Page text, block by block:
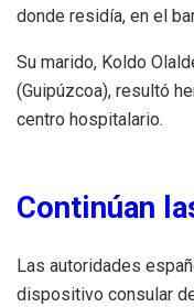
donde residía, en el
Su marido, Koldo
(Guipúzcoa), resultó
centro hospitalario.
Continúan
Las autoridades
dispositivo consular